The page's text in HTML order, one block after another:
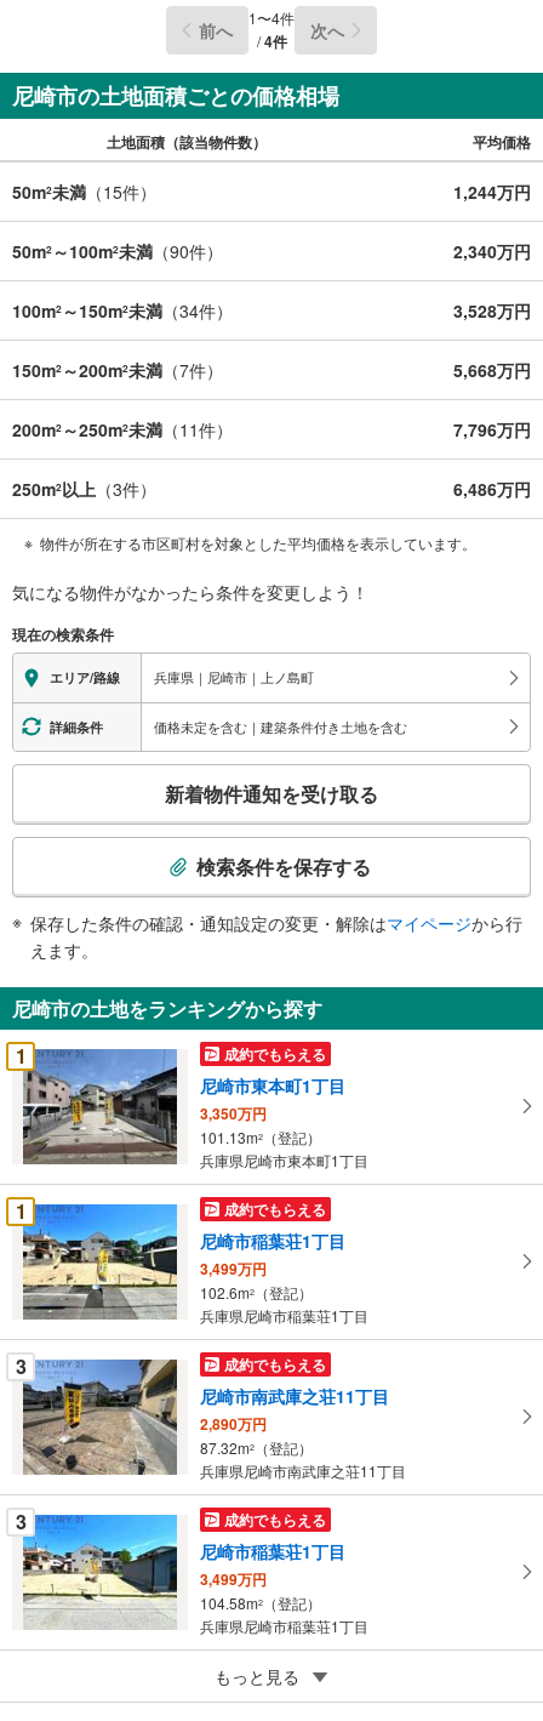
前へ 1〜4件
/4件 次へ
尼崎市の土地面積ごとの価格相場
土地面積（該当物件数） 平均価格
50m2未満 （15件） 1,244万円
50m2 ～100m2未満 （90件） 2,340万円
100m2 ～150m2未満 （34件） 3,528万円
150m2 ～200m2未満 （7件） 5,668万円
200m2 ～250m2未満 （11件） 7,796万円
250m2以上 （3件） 6,486万円
物件が所在する市区町村を対象とした平均価格を表示しています。
気になる物件がなかったら条件を変更しよう！
現在の検索条件
エリア/路線 兵庫県｜尼崎市｜上ノ島町
詳細条件 価格未定を含む｜建築条件付き土地を含む
検
知
を
受
け
取
る
・
件
を
マ
イ
ペ
ー
ジ
に
保
存
す
る
新着物件通知を受け取る
検索条件を保存する
保存した条件の確認・通知設定の変更・解除はマイページから行
えます。
尼崎市の土地をランキングから探す
1
成約でもらえる
尼崎市東本町1丁目
3,350万円
101.13m2
（登記）
兵庫県尼崎市東本町1丁目
1 成約でもらえる
尼崎市稲葉荘1丁目
3,499万円
102.6m2
（登記）
兵庫県尼崎市稲葉荘1丁目
3 成約でもらえる
尼崎市南武庫之荘11丁目
2,890万円
87.32m2
（登記）
兵庫県尼崎市南武庫之荘11丁目
3 成約でもらえる
尼崎市稲葉荘1丁目
3,499万円
104.58m2
（登記）
兵庫県尼崎市稲葉荘1丁目
成約でもらえる
尼崎市稲葉荘1丁目
もっと見る